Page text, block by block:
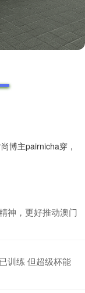
博主pairnicha穿，
神，更好推动澳门
训练 但超级杯能